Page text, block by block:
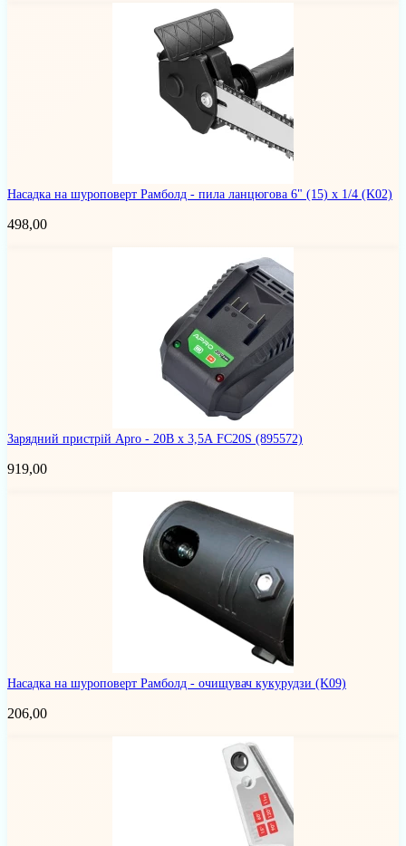
Насадка на шуроповерт Рамболд - пила ланцюгова 6" (15) x 1/4 (K02)
498,00
Зарядний пристрій Apro - 20В x 3,5А FC20S (895572)
919,00
Насадка на шуроповерт Рамболд - очищувач кукурудзи (K09)
206,00